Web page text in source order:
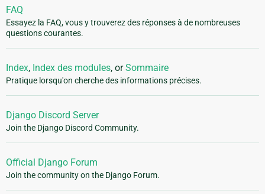
FAQ
Essayez la FAQ, vous y trouverez des réponses à de nombreuses
questions courantes.
Index, Index des modules, orSommaire
Pratique lorsqu'on cherche des informations précises.
Django Discord Server
Join the Django Discord Community.
Official Django Forum
Join the community on the Django Forum.